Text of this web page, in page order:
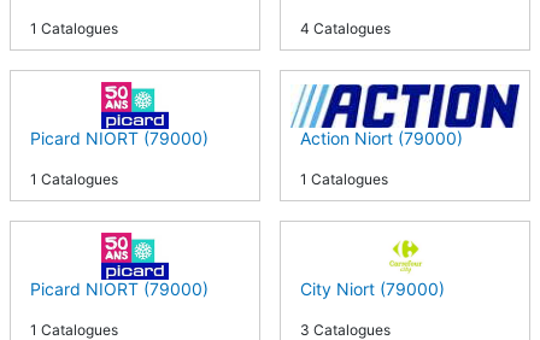
1 Catalogues 4 Catalogues
Picard NIORT (79000)
1 Catalogues
Action Niort (79000)
1 Catalogues
Picard NIORT (79000)
1 Catalogues
City Niort (79000)
3 Catalogues